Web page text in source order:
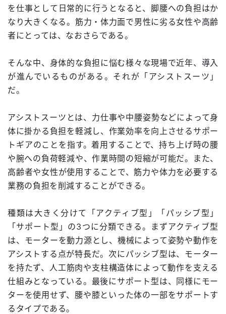
を仕事として日常的に行うとなると、脚腰への負担はか
なり大きくなる。筋力・体力面で男性に劣る女性や高齢
者にとっては、なおさらである。
そんな中、身体的な負担に悩む様々な現場で近年、導入
が進んでいるものがある。それが「アシストスーツ」
だ。
アシストスーツとは、力仕事や中腰姿勢などによって身
体に掛かる負担を軽減し、作業効率を向上させるサポー
トギアのことを指す。着用することで、持ち上げ時の腰
や腕への負荷軽減や、作業時間の短縮が可能だ。また、
高齢者や女性が使用することで、筋力や体力を必要する
業務の負担を削減することができる。
種類は大きく分けて「アクティブ型」「パッシブ型」
「サポート型」の3つに分類できる。まずアクティブ型
は、モーターを動力源とし、機械によって姿勢や動作を
アシストする点が特長だ。次にパッシブ型は、モーター
を持たず、人工筋肉や支柱構造体によって動作を支える
仕組みとなっている。最後にサポート型は、同様にモー
ターを使用せず、腰や膝といった体の一部をサポートす
るタイプである。